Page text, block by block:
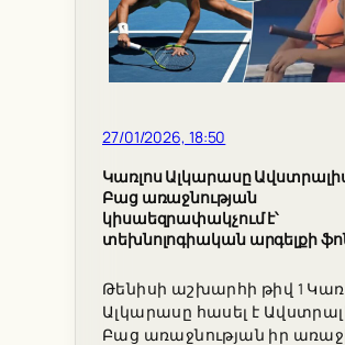
27/01/2026, 18:50
Կառլոս Ալկարասը
Բաց առաջնության
կիսաեզրափակչում է՝
տեխնոլոգիական արգելքի
Թենիսի աշխարհի թիվ 1
Ալկարասը հասել է
Բաց առաջնության իր